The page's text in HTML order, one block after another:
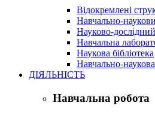
Відокремлені
Навчально-
Науково-
Навчальна
Наукова бібліотека
Навчально-
ДІЯЛЬНІСТЬ
Навчальна робота